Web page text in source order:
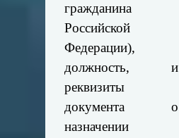
гражданина
Российской
Федерации),
должность, и
реквизиты
документа о
назначении